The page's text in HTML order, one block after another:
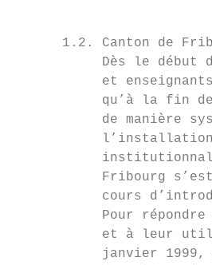
1.2. Canton de
Dès le début
et
qu’à la fin
de manière
Fribourg
cours
Pour
et à leur
janvier